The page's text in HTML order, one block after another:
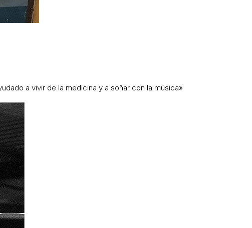
a vivir de la medicina y a soñar con la música»